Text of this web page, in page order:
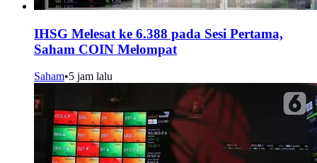
IHSG Melesat ke 6.388 pada Sesi Pertama,
Saham COIN Melompat
Saham•5 jam lalu